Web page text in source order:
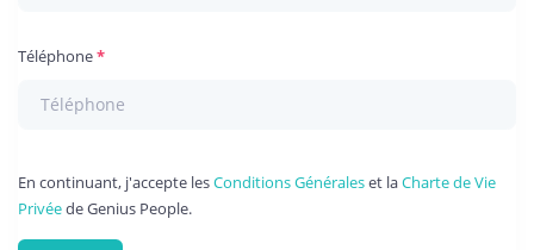
Téléphone
En continuant, j'accepte lesConditions Généraleset laCharte de Vie
Privéede Genius People.